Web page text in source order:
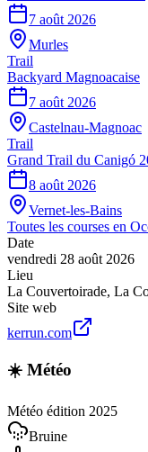
7 août 2026
Murles
Trail
Backyard Magnoacaise
7 août 2026
Castelnau-Magnoac
Trail
Grand Trail du Canigó
8 août 2026
Vernet-les-Bains
Toutes les courses en
Date
vendredi 28 août 2026
Lieu
La Couvertoirade, La
Site web
kerrun.com
☀️ Météo
Météo édition 2025
Bruine